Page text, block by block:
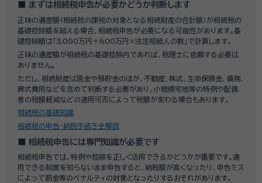
まずは相続税申告が必要かどうか判断します
正味の遺産額（相続税の課税の対象となる相続財産の合計額）が相続税の
基礎控除額を超える場合、相続税申告が必要になる可能性があります。基
礎控除額は「3,000万円＋600万円×法定相続人の数」で計算します。
正味の遺産額が相続税の基礎控除内であれば、税理士に依頼する必要は
ありません。
ただし、相続財産は現金や預貯金のほか、不動産、株式、生命保険金、債務、
葬式費用などを含めて判断する必要があり、小規模宅地等の特例や配偶
者の税額軽減などの適用可否によって税額が変わる場合もあります。
相続税の基礎知識
相続税の申告・納税手続き全解説
相続税申告には専門知識が必要です
相続税申告では、特例や控除を正しく活用できるかどうかが重要です。適
用できる制度を知らないまま申告すると、納税額が高くなったり、申告ミス
によって罰金等のペナルティの対象となったりするおそれがあります。